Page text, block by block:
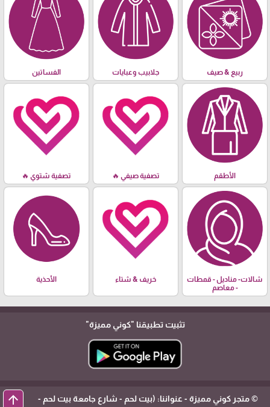
ربيع & صيف جلابيب وعبايات الفساتين
الأطقم تصفية صيفي 🔥 تصفية شتوي 🔥
شالات- مناديل - قمطات
- معاصم
خريف & شتاء الأحذية
تثبيت تطبيقنا "كوني مميزة"
© متجر كوني مميزة - عنواننا: (بيت لحم - شارع جامعة بيت لحم -
arrow_upward